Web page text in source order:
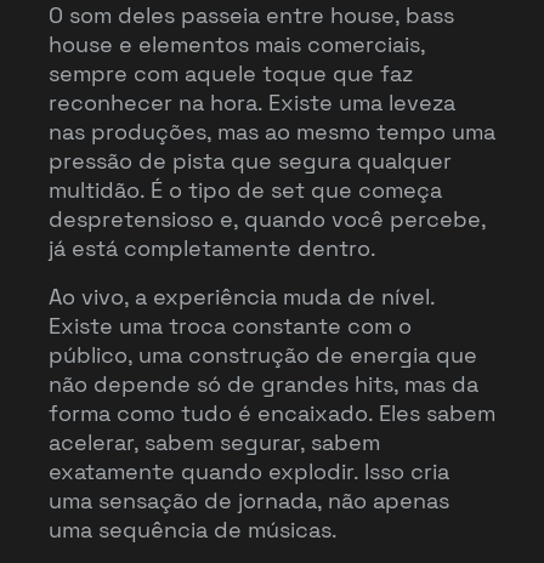
O som deles passeia entre house, bass
house e elementos mais comerciais,
sempre com aquele toque que faz
reconhecer na hora. Existe uma leveza
nas produções, mas ao mesmo tempo uma
pressão de pista que segura qualquer
multidão. É o tipo de set que começa
despretensioso e, quando você percebe,
já está completamente dentro.
Ao vivo, a experiência muda de nível.
Existe uma troca constante com o
público, uma construção de energia que
não depende só de grandes hits, mas da
forma como tudo é encaixado. Eles sabem
acelerar, sabem segurar, sabem
exatamente quando explodir. Isso cria
uma sensação de jornada, não apenas
uma sequência de músicas.